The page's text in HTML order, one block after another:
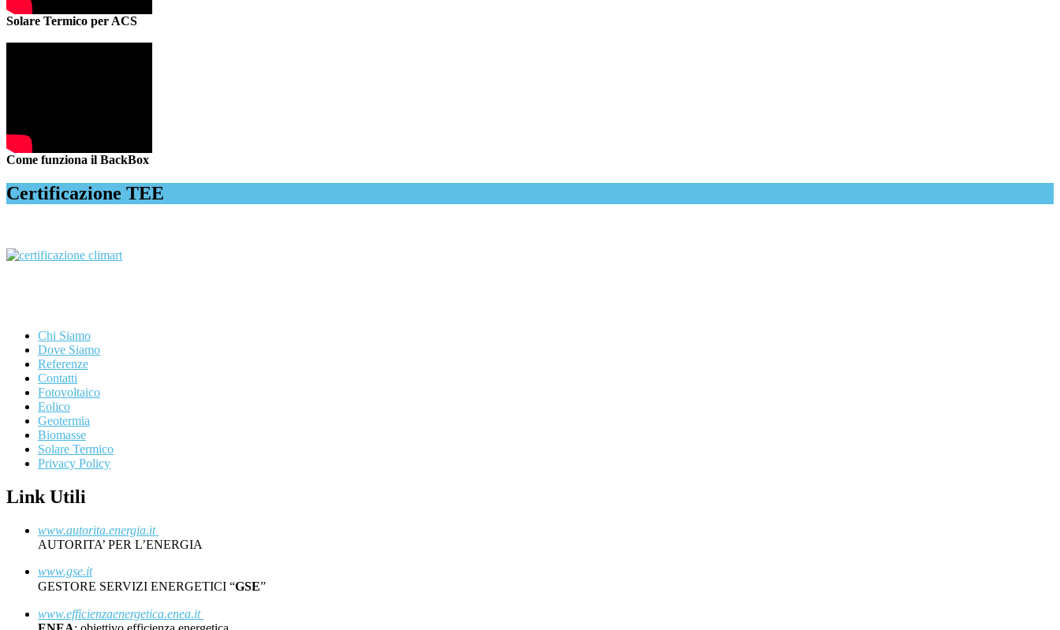
Solare Termico per ACS
Come funziona il BackBox
Certificazione TEE
Chi Siamo
Dove Siamo
Referenze
Contatti
Fotovoltaico
Eolico
Geotermia
Biomasse
Solare Termico
Privacy Policy
Link Utili
www.autorita.energia.it
AUTORITA’ PER L’ENERGIA
www.gse.it
GESTORE SERVIZI ENERGETICI “GSE”
www.efficienzaenergetica.enea.it